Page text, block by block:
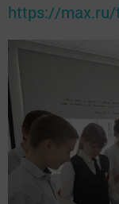
https://